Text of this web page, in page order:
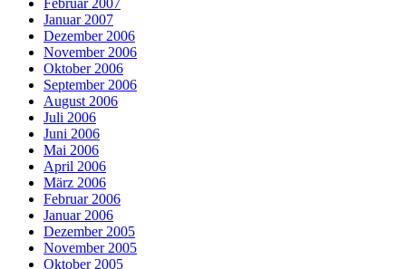
Januar 2007
Dezember 2006
November 2006
Oktober 2006
September 2006
August 2006
Juli 2006
Juni 2006
Mai 2006
April 2006
März 2006
Februar 2006
Januar 2006
Dezember 2005
November 2005
Oktober 2005